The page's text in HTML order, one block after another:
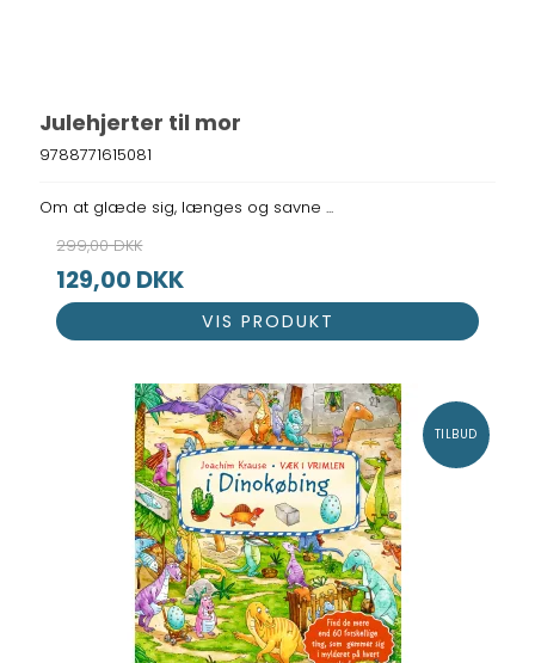
Julehjerter til mor
9788771615081
Om at glæde sig, længes og savne ...
299,00 DKK
129,00 DKK
VIS PRODUKT
TILBUD